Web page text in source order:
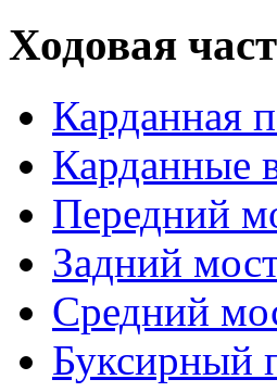
Ходовая
Карданная
Карданные
Передний
Задний
Средний
Буксирный